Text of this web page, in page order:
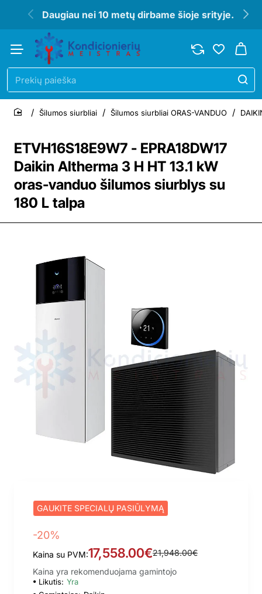
Daugiau nei 10 metų dirbame šioje srityje.
Prekių
paieška
ETVH16S18E9W7 - EPRA18DW17
Daikin Altherma 3 H HT 13.1 kW
oras-vanduo šilumos siurblys su
180 L talpa
home
Šilumos siurbliai Šilumos siurbliai ORAS-VANDUO
GAUKITE SPECIALŲ PASIŪLYMĄ
-20%
Kaina su PVM:17,558.00€21,948.00€
Kaina yra rekomenduojama gamintojo
Likutis: Yra